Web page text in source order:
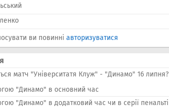
ви повинні авторизуватися
матч "Університатя Клуж" - "Динамо" 16 липня?
"Динамо" в основний час
"Динамо" в додатковий час чи в серії пенальті